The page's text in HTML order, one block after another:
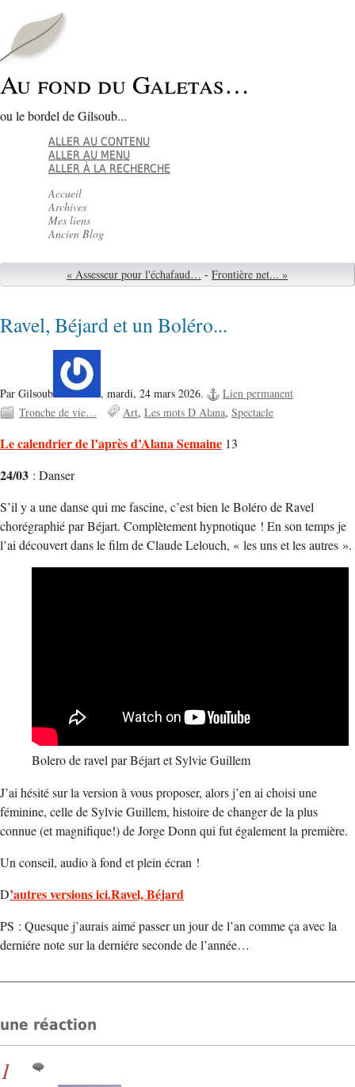
Au fond du Galetas…
ou le bordel de Gilsoub...
ALLER AU CONTENU
ALLER AU MENU
ALLER À LA RECHERCHE
Accueil
Archives
Mes liens
Ancien Blog
« Assesseur pour l'échafaud… - Frontière net... »
Ravel, Béjard et un Boléro...
Par Gilsoub , mardi, 24 mars 2026.
Lien permanent
Tronche de vie…
Art Les mots D Alana Spectacle
Le calendrier de l’après d’Alana Semaine 13
24/03 : Danser
S’il y a une danse qui me fascine, c’est bien le Boléro de Ravel
chorégraphié par Béjart. Complètement hypnotique ! En son temps je
l’ai découvert dans le film de Claude Lelouch, « les uns et les autres ».
Bolero de ravel par Béjart et Sylvie Guillem
J’ai hésité sur la version à vous proposer, alors j’en ai choisi une
féminine, celle de Sylvie Guillem, histoire de changer de la plus
connue (et magnifique!) de Jorge Donn qui fut également la première.
Un conseil, audio à fond et plein écran !
D’autres versions ici.Ravel, Béjard
PS : Quesque j’aurais aimé passer un jour de l’an comme ça avec la
derniére note sur la derniére seconde de l’année…
une réaction
1